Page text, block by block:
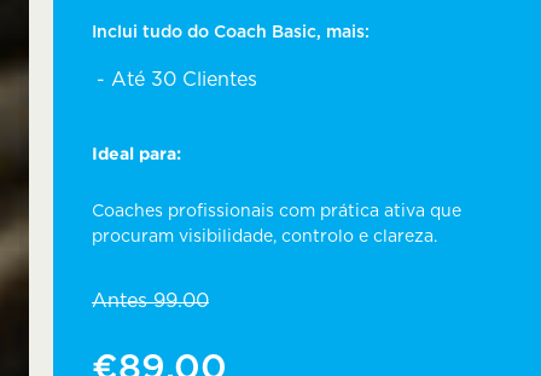
Inclui tudo do Coach Basic, mais:
Até 30 Clientes
Ideal para:
Coaches profissionais com prática ativa que
procuram visibilidade, controlo e clareza.
Antes 99.00
€89.00